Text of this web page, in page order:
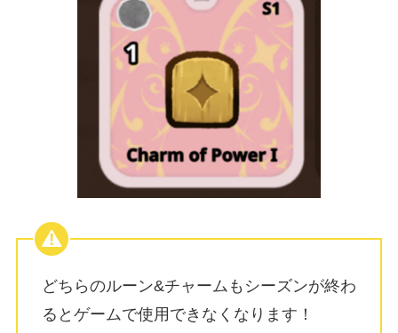
どちらのルーン&チャームもシーズンが終わ
るとゲームで使用できなくなります！